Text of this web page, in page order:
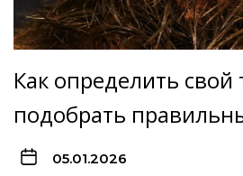
Как определить свой
подобрать
05.01.2026